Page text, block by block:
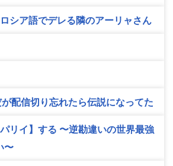
シア語でデレる隣のアーリャさん
配信切り忘れたら伝説になってた
リイ】する 〜逆勘違いの世界最強
〜